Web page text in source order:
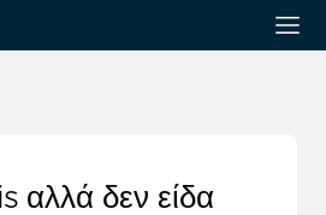
αλλά δεν είδα